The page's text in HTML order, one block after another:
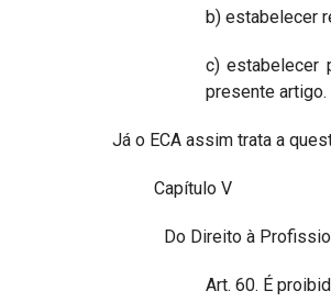
b) estabelecer
c) estabelecer
presente artigo.
Já o ECA assim trata a
Capítulo V
Do Direito à
Art. 60. É